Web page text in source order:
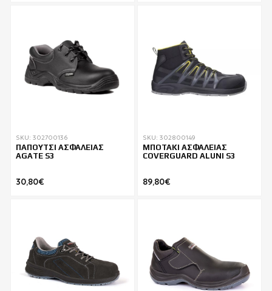
SKU: 302700136
ΠΑΠΟΥΤΣΙ ΑΣΦΑΛΕΙΑΣ
AGATE S3
30,80€
SKU: 302800149
ΜΠΟΤΑΚΙ ΑΣΦΑΛΕΙΑΣ
COVERGUARD ALUNI S3
89,80€